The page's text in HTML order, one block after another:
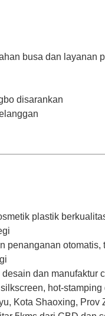
busa dan layanan
disarankan
plastik
penanganan
dan manufaktur
hot-
Kota Shaoxing, Prov